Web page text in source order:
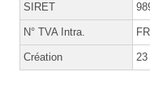
SIRET
N° TVA Intra.
Création 23